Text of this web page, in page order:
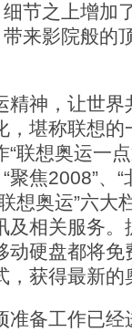
细节之上增加
带来影院般的
神，让世界
，堪称联想
“联想奥运一
聚焦2008”、
想奥运”六
及相关服务
动硬盘都将
，获得最新的
备工作已经